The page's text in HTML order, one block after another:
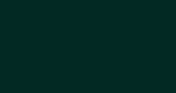
usage est rare, mais il pourrait
brillant